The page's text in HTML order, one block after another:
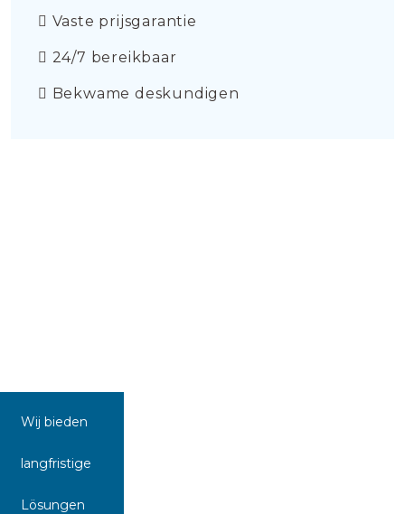
Vaste prijsgarantie
24/7 bereikbaar
Bekwame deskundigen
Wij bieden
langfristige
Lösungen